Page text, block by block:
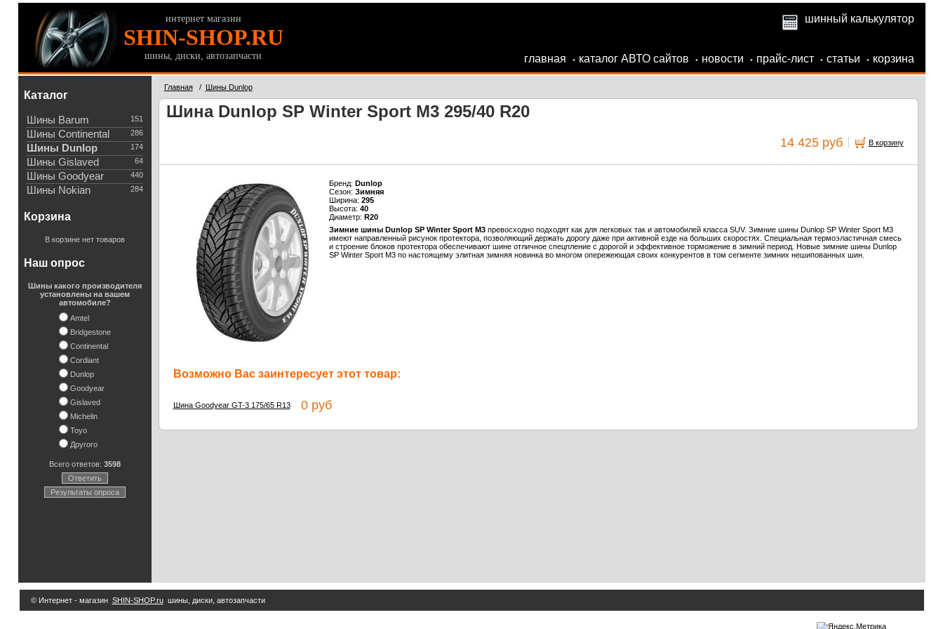
интернет магазин
SHIN-SHOP.RU
шины, диски, автозапчасти
шинный калькулятор
главная • каталог АВТО сайтов • новости • прайс-лист • статьи • корзина
Каталог
151
Шины Barum
286
Шины Continental
174
Шины Dunlop
64
Шины Gislaved
440
Шины Goodyear
284
Шины Nokian
Корзина
В корзине нет товаров
Наш опрос
Шины какого производителя
установлены на вашем
автомобиле?
Amtel
Bridgestone
Continental
Cordiant
Dunlop
Goodyear
Gislaved
Michelin
Toyo
Другого
Всего ответов: 3598
Ответить
Результаты опроса
Главная/ Шины Dunlop
Шина Dunlop SP Winter Sport M3 295/40 R20
14 425 руб В корзину
Бренд: Dunlop
Сезон: Зимняя
Ширина: 295
Высота: 40
Диаметр: R20
Зимние шины Dunlop SP Winter Sport M3превосходно подходят как для легковых так и автомобилей класса SUV. Зимние шины Dunlop SP Winter Sport M3
имеют направленный рисунок протектора, позволяющий держать дорогу даже при активной езде на больших скоростях. Специальная термоэластичная смесь
и строение блоков протектора обеспечивают шине отличное спецпление с дорогой и эффективное торможение в зимний период. Новые зимние шины Dunlop
SP Winter Sport M3 по настоящему элитная зимняя новинка во многом опережеющая своих конкурентов в том сегменте зимних нешипованных шин.
Возможно Вас заинтересует этот товар:
Шина Goodyear GT-3 175/65 R130 руб
© Интернет - магазин SHIN-SHOP.ruшины, диски, автозапчасти